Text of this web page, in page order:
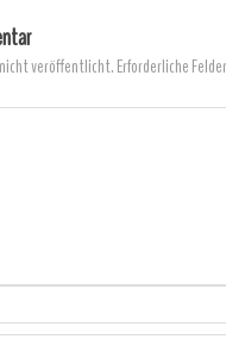
veröffentlicht.Erforderliche